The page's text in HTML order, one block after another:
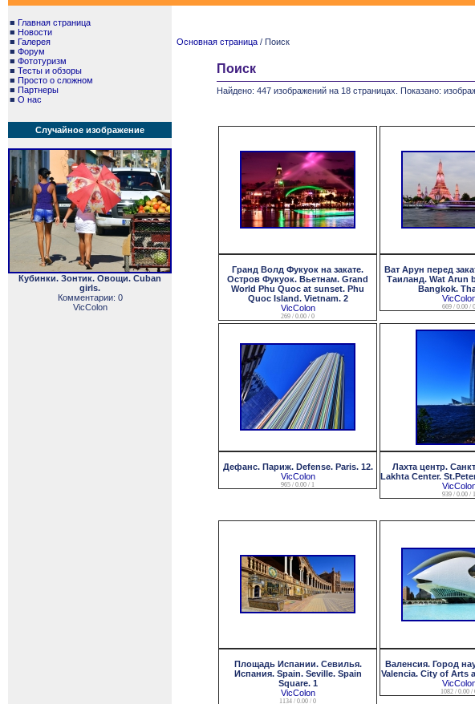
■ Главная страница
■ Новости
■ Галерея
■ Форум
■ Фототуризм
■ Тесты и обзоры
■ Просто о сложном
■ Партнеры
■ О нас
Случайное изображение
Кубинки. Зонтик. Овощи. Cuban
girls.
Комментарии: 0
VicColon
Основная страница / Поиск
Поиск
Найдено: 447 изображений на 18 страницах. Показано:
Гранд Волд Фукуок на закате.
Остров Фукуок. Вьетнам. Grand
World Phu Quoc at sunset. Phu
Quoc Island. Vietnam. 2
VicColon
269 / 0.00 / 0
Ват Арун перед
Таиланд. Wat Arun
Bangkok.
669 / 0.00 / 0
Дефанс. Париж. Defense. Paris. 12.
VicColon
965 / 0.00 / 1
Лахта центр.
Lakhta Center.
939 / 0.00 / 1
Площадь Испании. Севилья.
Испания. Spain. Seville. Spain
Square. 1
VicColon
1134 / 0.00 / 0
Валенсия. Город
Valencia. City of Arts
1082 / 0.00 /